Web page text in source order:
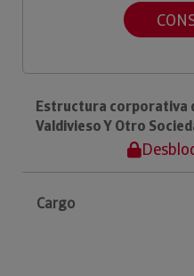
Estructura corporativa
Valdivieso Y Otro
Cargo